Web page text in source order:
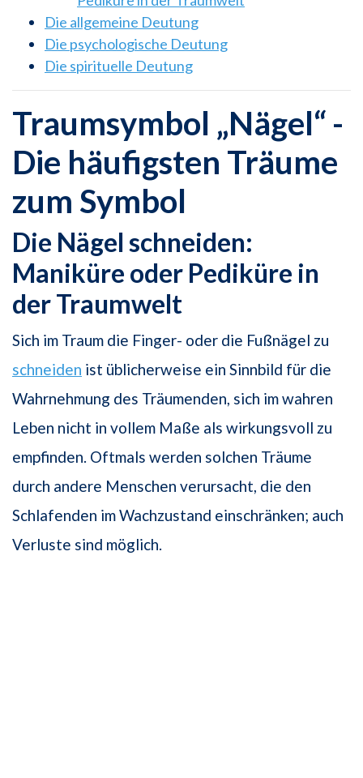
Die allgemeine Deutung
Die psychologische Deutung
Die spirituelle Deutung
Traumsymbol „Nägel“ -
Die häufigsten Träume
zum Symbol
Die Nägel schneiden:
Maniküre oder Pediküre in
der Traumwelt
Sich im Traum die Finger- oder die Fußnägel zu
schneiden ist üblicherweise ein Sinnbild für die
Wahrnehmung des Träumenden, sich im wahren
Leben nicht in vollem Maße als wirkungsvoll zu
empfinden. Oftmals werden solchen Träume
durch andere Menschen verursacht, die den
Schlafenden im Wachzustand einschränken; auch
Verluste sind möglich.